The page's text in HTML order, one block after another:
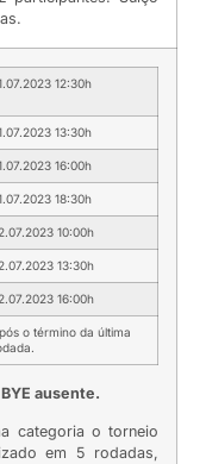
12:30h
13:30h
16:00h
18:30h
10:00h
13:30h
16:00h
o término da última
ausente.
categoria o torneio
em 5 rodadas,